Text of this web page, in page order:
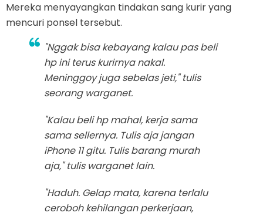
Mereka menyayangkan tindakan sang kurir yang
mencuri ponsel tersebut.
"Nggak bisa kebayang kalau pas beli
hp ini terus kurirnya nakal.
Meninggoy juga sebelas jeti," tulis
seorang warganet.
"Kalau beli hp mahal, kerja sama
sama sellernya. Tulis aja jangan
iPhone 11 gitu. Tulis barang murah
aja," tulis warganet lain.
"Haduh. Gelap mata, karena terlalu
ceroboh kehilangan perkerjaan,